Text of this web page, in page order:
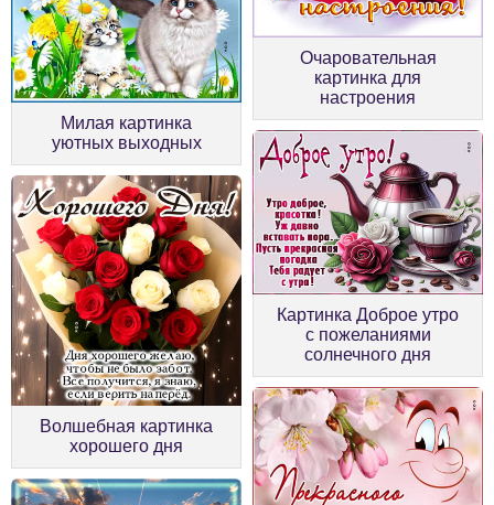
Милая картинка
уютных выходных
Очаровательная
картинка для
настроения
Волшебная картинка
хорошего дня
Картинка Доброе утро
с пожеланиями
солнечного дня